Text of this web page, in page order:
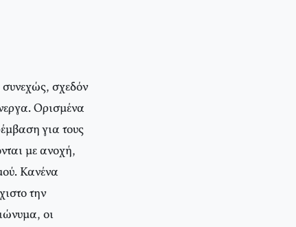
σχεδόν
Ορισμένα
για τους
με ανοχή,
Κανένα
την
οι